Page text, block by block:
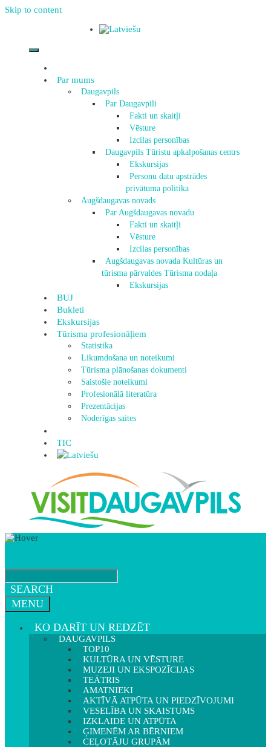
Skip to content
Par mums
Daugavpils
Par Daugavpili
Fakti un skaitļi
Vēsture
Izcilas personības
Daugavpils Tūristu apkalpošanas centrs
Ekskursijas
Personu datu apstrādes
privātuma politika
Augšdaugavas novads
Par Augšdaugavas novadu
Fakti un skaitļi
Vēsture
Izcilas personības
Augšdaugavas novada Kultūras un
tūrisma pārvaldes Tūrisma nodaļa
Ekskursijas
BUJ
Bukleti
Ekskursijas
Tūrisma profesionāļiem
Statistika
Likumdošana un noteikumi
Tūrisma plānošanas dokumenti
Saistošie noteikumi
Profesionālā literatūra
Prezentācijas
Noderīgas saites
TIC
SEARCH
MENU
KO DARĪT UN REDZĒT
DAUGAVPILS
TOP10
KULTŪRA UN VĒSTURE
MUZEJI UN EKSPOZĪCIJAS
TEĀTRIS
AMATNIEKI
AKTĪVĀ ATPŪTA UN PIEDZĪVOJUMI
VESELĪBA UN SKAISTUMS
IZKLAIDE UN ATPŪTA
ĢIMENĒM AR BĒRNIEM
CEĻOTĀJU GRUPĀM